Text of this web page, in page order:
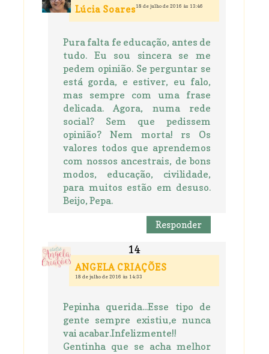
Lúcia Soares 18 de julho de 2016 às 13:46
Pura falta fe educação, antes de
tudo. Eu sou sincera se me
pedem opinião. Se perguntar se
está gorda, e estiver, eu falo,
mas sempre com uma frase
delicada. Agora, numa rede
social? Sem que pedissem
opinião? Nem morta! rs Os
valores todos que aprendemos
com nossos ancestrais, de bons
modos, educação, civilidade,
para muitos estão em desuso.
Beijo, Pepa.
Responder
ANGELA CRIAÇÕES
18 de julho de 2016 às 14:33
Pepinha querida...Esse tipo de
gente sempre existiu,e nunca
vai acabar.Infelizmente!!
Gentinha que se acha melhor